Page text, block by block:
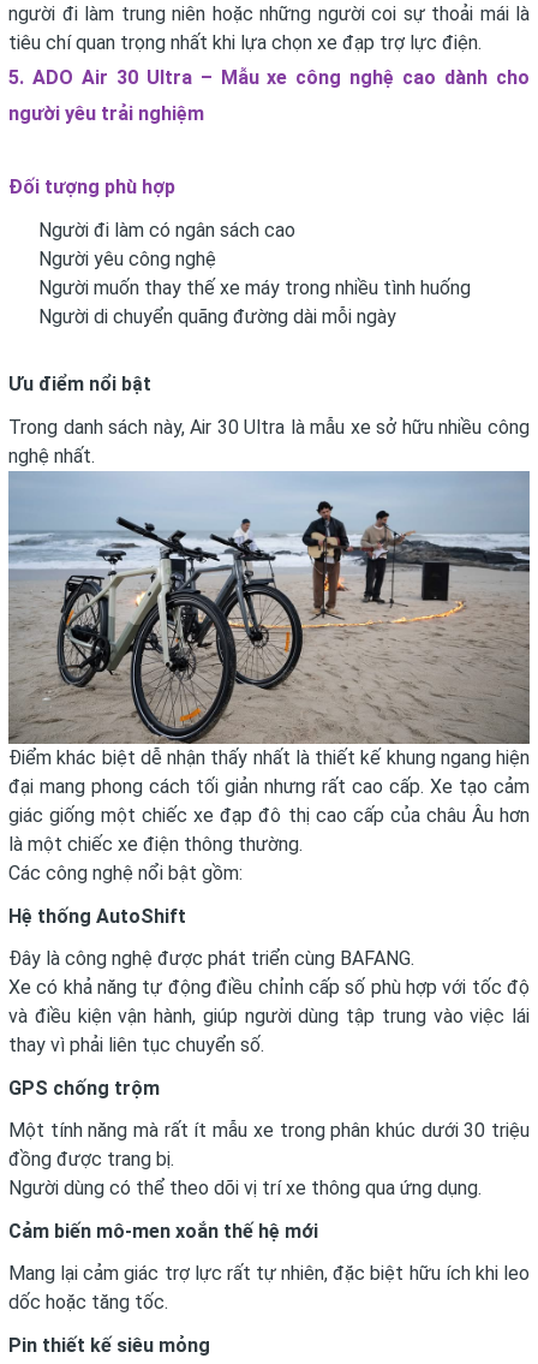
người đi làm trung niên hoặc những người coi sự thoải mái là
tiêu chí quan trọng nhất khi lựa chọn xe đạp trợ lực điện.
5. ADO Air 30 Ultra – Mẫu xe công nghệ cao dành cho
người yêu trải nghiệm
Đối tượng phù hợp
Người đi làm có ngân sách cao
Người yêu công nghệ
Người muốn thay thế xe máy trong nhiều tình huống
Người di chuyển quãng đường dài mỗi ngày
Ưu điểm nổi bật
Trong danh sách này, Air 30 Ultra là mẫu xe sở hữu nhiều công
nghệ nhất.
Điểm khác biệt dễ nhận thấy nhất là thiết kế khung ngang hiện
đại mang phong cách tối giản nhưng rất cao cấp. Xe tạo cảm
giác giống một chiếc xe đạp đô thị cao cấp của châu Âu hơn
là một chiếc xe điện thông thường.
Các công nghệ nổi bật gồm:
Hệ thống AutoShift
Đây là công nghệ được phát triển cùng BAFANG.
Xe có khả năng tự động điều chỉnh cấp số phù hợp với tốc độ
và điều kiện vận hành, giúp người dùng tập trung vào việc lái
thay vì phải liên tục chuyển số.
GPS chống trộm
Một tính năng mà rất ít mẫu xe trong phân khúc dưới 30 triệu
đồng được trang bị.
Người dùng có thể theo dõi vị trí xe thông qua ứng dụng.
Cảm biến mô-men xoắn thế hệ mới
Mang lại cảm giác trợ lực rất tự nhiên, đặc biệt hữu ích khi leo
dốc hoặc tăng tốc.
Pin thiết kế siêu mỏng